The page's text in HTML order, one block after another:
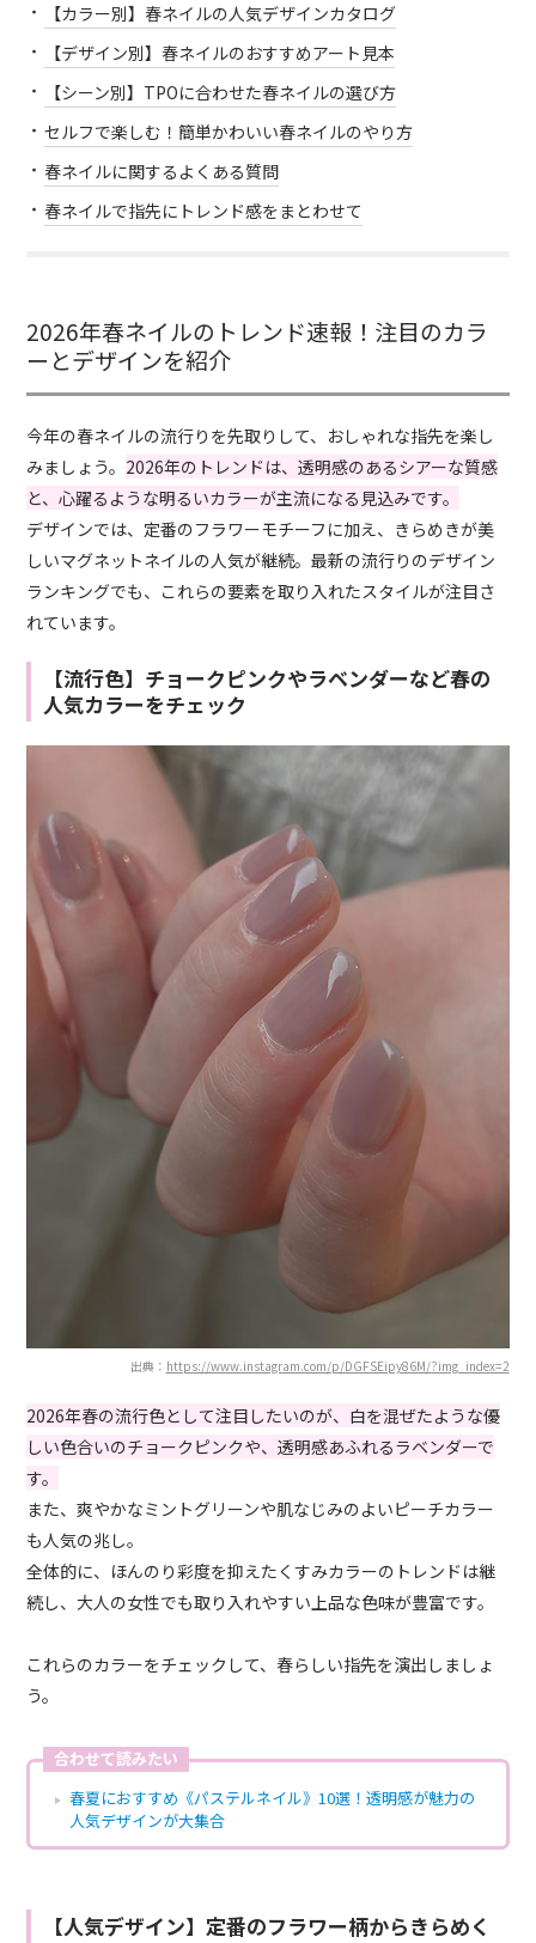
【カラー別】春ネイルの人気デザインカタログ
【デザイン別】春ネイルのおすすめアート見本
【シーン別】TPOに合わせた春ネイルの選び方
セルフで楽しむ！簡単かわいい春ネイルのやり方
春ネイルに関するよくある質問
春ネイルで指先にトレンド感をまとわせて
2026年春ネイルのトレンド速報！注目のカラ
ーとデザインを紹介
今年の春ネイルの流行りを先取りして、おしゃれな指先を楽し
みましょう。 2026年のトレンドは、透明感のあるシアーな質感
と、心躍るような明るいカラーが主流になる見込みです。
デザインでは、定番のフラワーモチーフに加え、きらめきが美
しいマグネットネイルの人気が継続。最新の流行りのデザイン
ランキングでも、これらの要素を取り入れたスタイルが注目さ
れています。
【流行色】チョークピンクやラベンダーなど春の
人気カラーをチェック
出典： https://www.instagram.com/p/DGFSEipy86M/?img_index=2
2026年春の流行色として注目したいのが、白を混ぜたような優
しい色合いのチョークピンクや、透明感あふれるラベンダーで
す。
また、爽やかなミントグリーンや肌なじみのよいピーチカラー
も人気の兆し。
全体的に、ほんのり彩度を抑えたくすみカラーのトレンドは継
続し、大人の女性でも取り入れやすい上品な色味が豊富です。
これらのカラーをチェックして、春らしい指先を演出しましょ
う。
合わせて読みたい
春夏におすすめ《パステルネイル》10選！透明感が魅力の
人気デザインが大集合
【人気デザイン】定番のフラワー柄からきらめく